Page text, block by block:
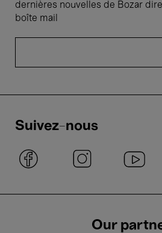
dernières nouvelles de Bozar
boîte mail
Suivez-nous
Our